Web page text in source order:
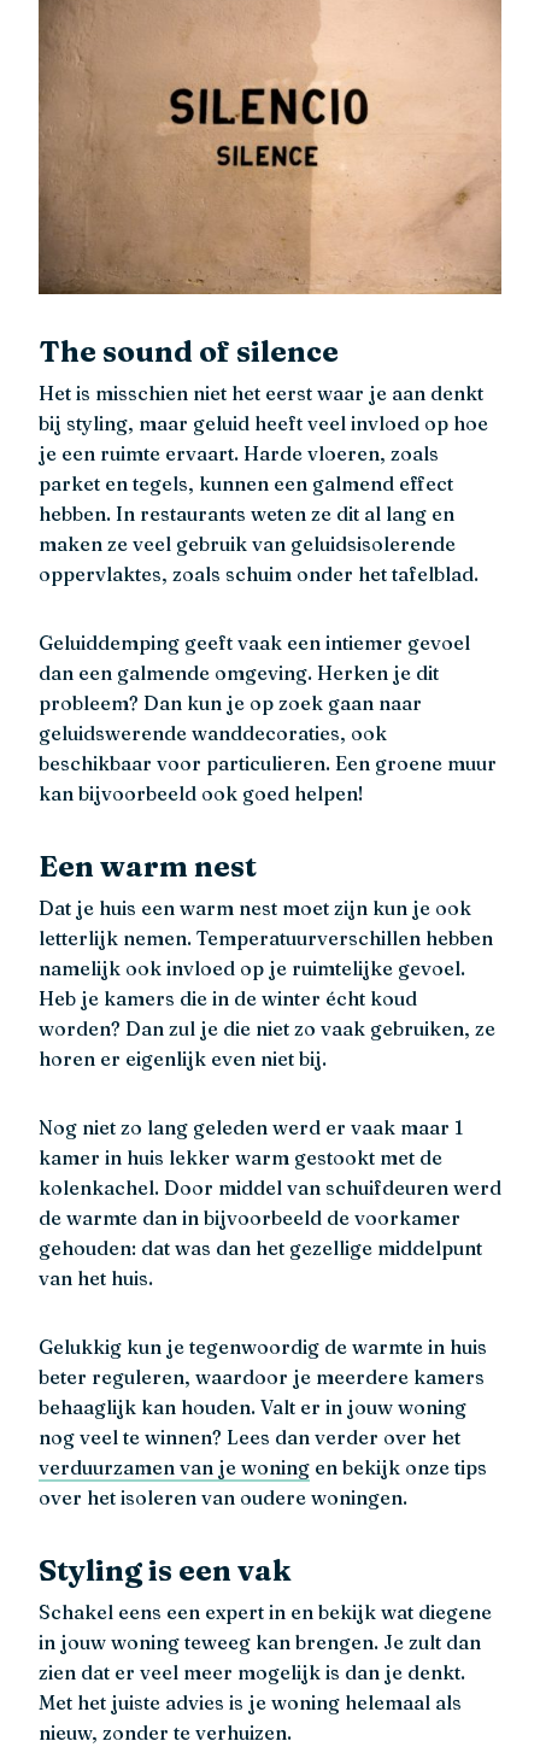
The sound of silence
Het is misschien niet het eerst waar je aan denkt
bij styling, maar geluid heeft veel invloed op hoe
je een ruimte ervaart. Harde vloeren, zoals
parket en tegels, kunnen een galmend effect
hebben. In restaurants weten ze dit al lang en
maken ze veel gebruik van geluidsisolerende
oppervlaktes, zoals schuim onder het tafelblad.
Geluiddemping geeft vaak een intiemer gevoel
dan een galmende omgeving. Herken je dit
probleem? Dan kun je op zoek gaan naar
geluidswerende wanddecoraties, ook
beschikbaar voor particulieren. Een groene muur
kan bijvoorbeeld ook goed helpen!
Een warm nest
Dat je huis een warm nest moet zijn kun je ook
letterlijk nemen. Temperatuurverschillen hebben
namelijk ook invloed op je ruimtelijke gevoel.
Heb je kamers die in de winter écht koud
worden? Dan zul je die niet zo vaak gebruiken, ze
horen er eigenlijk even niet bij.
Nog niet zo lang geleden werd er vaak maar 1
kamer in huis lekker warm gestookt met de
kolenkachel. Door middel van schuifdeuren werd
de warmte dan in bijvoorbeeld de voorkamer
gehouden: dat was dan het gezellige middelpunt
van het huis.
Gelukkig kun je tegenwoordig de warmte in huis
beter reguleren, waardoor je meerdere kamers
behaaglijk kan houden. Valt er in jouw woning
nog veel te winnen? Lees dan verder over het
verduurzamen van je woning en bekijk onze tips
over het isoleren van oudere woningen.
Styling is een vak
Schakel eens een expert in en bekijk wat diegene
in jouw woning teweeg kan brengen. Je zult dan
zien dat er veel meer mogelijk is dan je denkt.
Met het juiste advies is je woning helemaal als
nieuw, zonder te verhuizen.